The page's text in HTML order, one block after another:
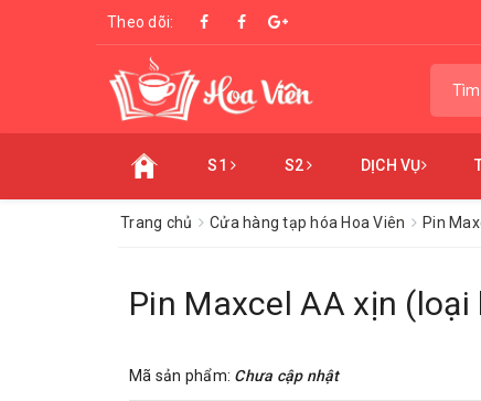
Theo dõi:
S1 S2 DỊCH VỤ
Trang chủ Cửa hàng tạp hóa Hoa Viên Pin
Pin Maxcel AA xịn (loại
Mã sản phẩm: Chưa cập nhật